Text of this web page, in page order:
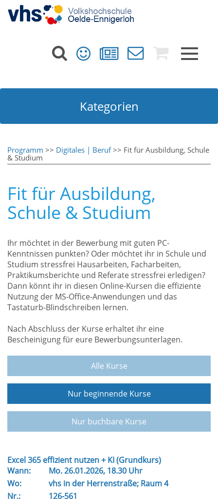
Toggle
Kategorien
Programm >> Digitales | Beruf>> Fit für Ausbildung, Schule
& Studium
Fit für Ausbildung,
Schule & Studium
Ihr möchtet in der Bewerbung mit guten PC-
Kenntnissen punkten? Oder möchtet ihr in Schule und
Studium stressfrei Hausarbeiten, Facharbeiten,
Praktikumsberichte und Referate stressfrei erledigen?
Dann könnt ihr in diesen Online-Kursen die effiziente
Nutzung der MS-Office-Anwendungen und das
Tastaturb-Blindschreiben lernen.
Nach Abschluss der Kurse erhaltet ihr eine
Bescheinigung für eure Bewerbungsunterlagen.
Alle Kurse
Nur beginnende Kurse
Nur buchbare Kurse
Excel 365 effizient nutzen + KI (Grundkurs)
Wann:
Mo.26.01.2026, 18.30 Uhr
Wo:
vhs in der Herrenstraße; Raum 4
Nr.:
126-561